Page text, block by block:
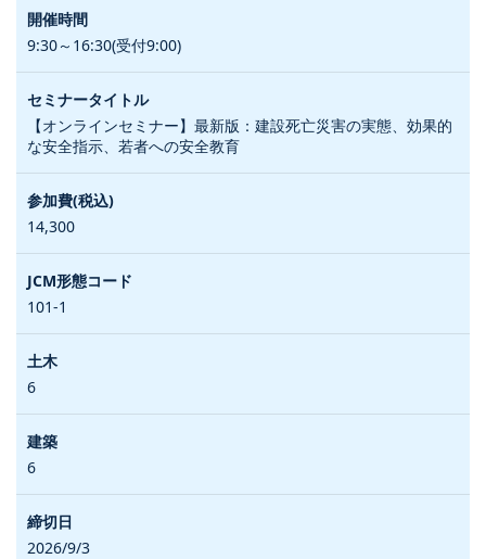
9:30～16:30(受付9:00)
【オンラインセミナー】最新版：建設死亡災害の実態、効果的
な安全指示、若者への安全教育
14,300
101-1
6
6
2026/9/3